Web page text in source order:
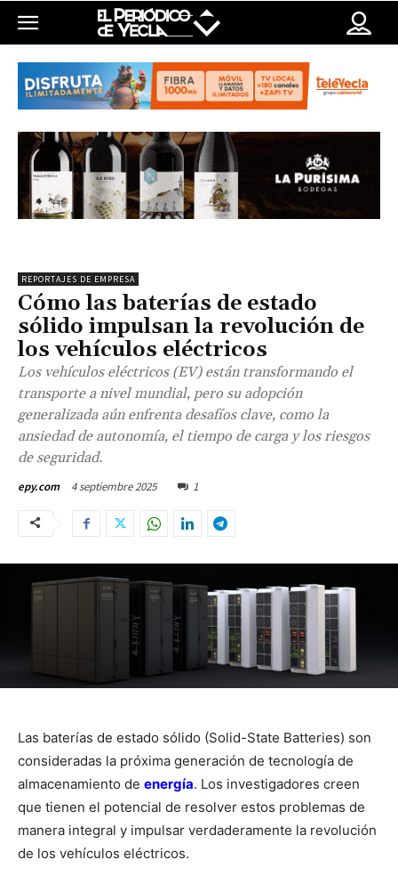
REPORTAJES DE EMPRESA
Cómo las baterías de estado
sólido impulsan la revolución de
los vehículos eléctricos
Los vehículos eléctricos (EV) están transformando el
transporte a nivel mundial, pero su adopción
generalizada aún enfrenta desafíos clave, como la
ansiedad de autonomía, el tiempo de carga y los riesgos
de seguridad.
epy.com 4 septiembre 2025 1
Las baterías de estado sólido (Solid-State Batteries) son
consideradas la próxima generación de tecnología de
almacenamiento de energía. Los investigadores creen
que tienen el potencial de resolver estos problemas de
manera integral y impulsar verdaderamente la revolución
de los vehículos eléctricos.